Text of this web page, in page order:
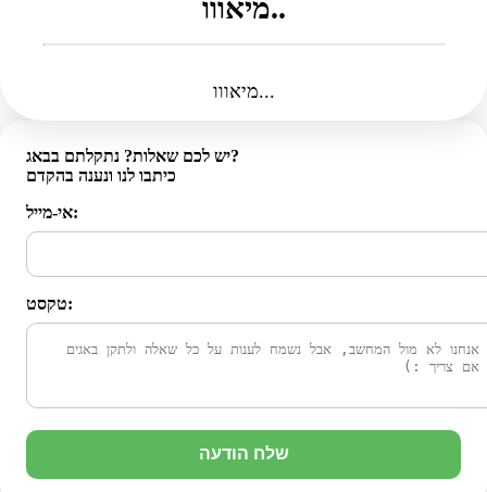
מיאווו..
מיאווו...
יש לכם שאלות? נתקלתם בבאג?
כיתבו לנו ונענה בהקדם
אי-מייל:
טקסט:
שלח הודעה